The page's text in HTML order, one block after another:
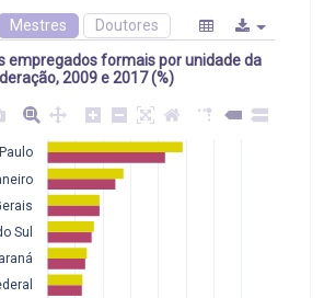
Mestres Doutores
empregados formais por unidade da
2009 e 2017 (%)
Sul